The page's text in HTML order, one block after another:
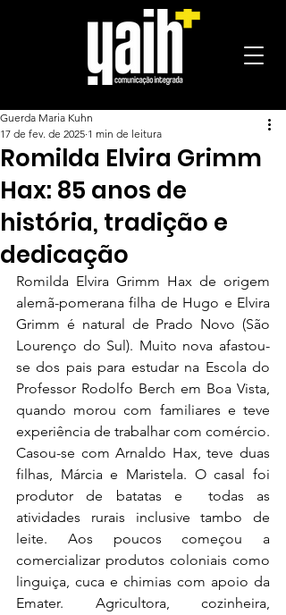
Romilda Elvira Grimm
Hax: 85 anos de
história, tradição e
dedicação
Guerda Maria Kuhn
17 de fev. de 2025 1 min de leitura
Romilda Elvira Grimm Hax de origem
alemã-pomerana filha de Hugo e Elvira
Grimm é natural de Prado Novo (São
Lourenço do Sul). Muito nova afastou-
se dos pais para estudar na Escola do
Professor Rodolfo Berch em Boa Vista,
quando morou com familiares e teve
experiência de trabalhar com comércio.
Casou-se com Arnaldo Hax, teve duas
filhas, Márcia e Maristela. O casal foi
produtor de batatas e  todas as
atividades rurais inclusive tambo de
leite. Aos poucos começou a
comercializar produtos coloniais como
linguiça, cuca e chimias com apoio da
Emater. Agricultora, cozinheira,